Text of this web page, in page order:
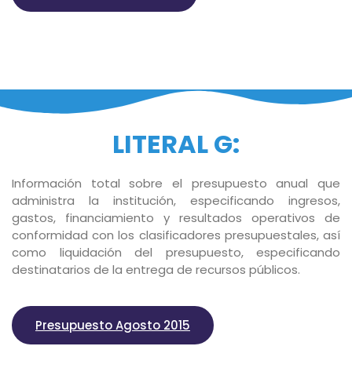
LITERAL G:
Información total sobre el presupuesto anual que
administra la institución, especificando ingresos,
gastos, financiamiento y resultados operativos de
conformidad con los clasificadores presupuestales, así
como liquidación del presupuesto, especificando
destinatarios de la entrega de recursos públicos.
Presupuesto Agosto 2015